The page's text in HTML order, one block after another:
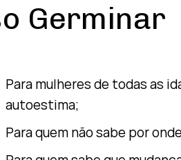
Germinar
Para mulheres de todas as
autoestima;
Para quem não sabe por